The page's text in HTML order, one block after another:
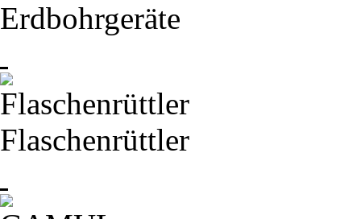
Erdbohrgeräte
Flaschenrüttler